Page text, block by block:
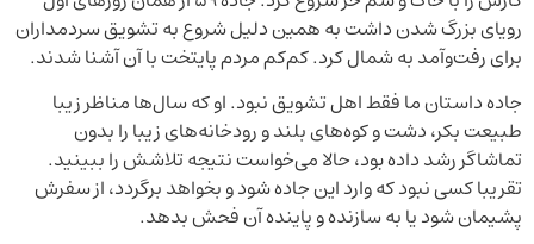
رویای بزرگ شدن داشت به همین دلیل شروع به تشویق سردمداران
برای رفت‌وآمد به شمال کرد. کم‌کم مردم پایتخت با آن آشنا شدند.
جاده داستان ما فقط اهل تشویق نبود. او که سال‌ها مناظر زیبا
طبیعت بکر، دشت و کوه‌های بلند و رودخانه‌های زیبا را بدون
تماشاگر رشد داده بود، حالا می‌خواست نتیجه تلاشش را ببینید.
تقریبا کسی نبود که وارد این جاده شود و بخواهد برگردد، از سفرش
پشیمان شود یا به سازنده و پاینده آن فحش بدهد.